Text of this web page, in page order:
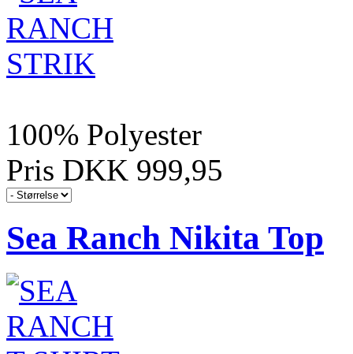
100% Polyester
Pris DKK 999,95
Sea Ranch Nikita Top